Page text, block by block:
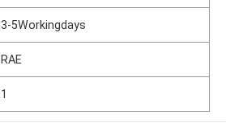
3-5Workingdays
RAE
1